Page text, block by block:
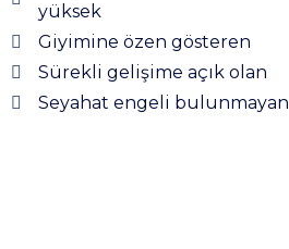
yüksek
Giyimine özen gösteren
Sürekli gelişime açık olan
Seyahat engeli bulunmayan